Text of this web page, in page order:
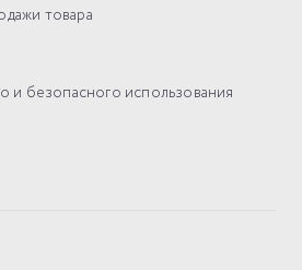
товара
и безопасного использования